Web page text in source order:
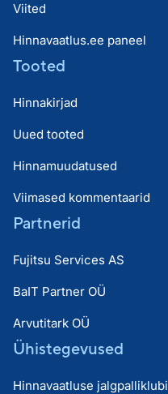
Viited
Hinnavaatlus.ee paneel
Tooted
Hinnakirjad
Uued tooted
Hinnamuudatused
Viimased kommentaarid
Partnerid
Fujitsu Services AS
BaIT Partner OÜ
Arvutitark OÜ
Ühistegevused
Hinnavaatluse jalgpalliklubi